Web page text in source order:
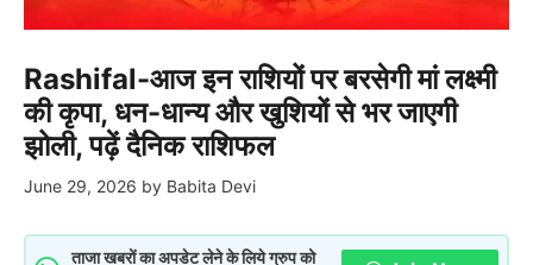
Rashifal-आज इन राशियों पर बरसेगी मां लक्ष्मी
की कृपा, धन-धान्य और खुशियों से भर जाएगी
झोली, पढ़ें दैनिक राशिफल
June 29, 2026 by Babita Devi
ताजा खबरों का अपडेट लेने के लिये ग्रुप को